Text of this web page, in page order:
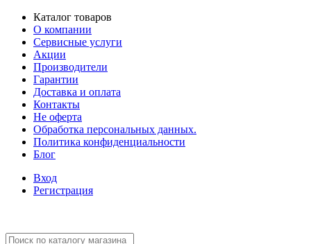
Каталог товаров
О компании
Сервисные услуги
Акции
Производители
Гарантии
Доставка и оплата
Контакты
Не оферта
Обработка персональных данных.
Политика конфиденциальности
Блог
Вход
Регистрация